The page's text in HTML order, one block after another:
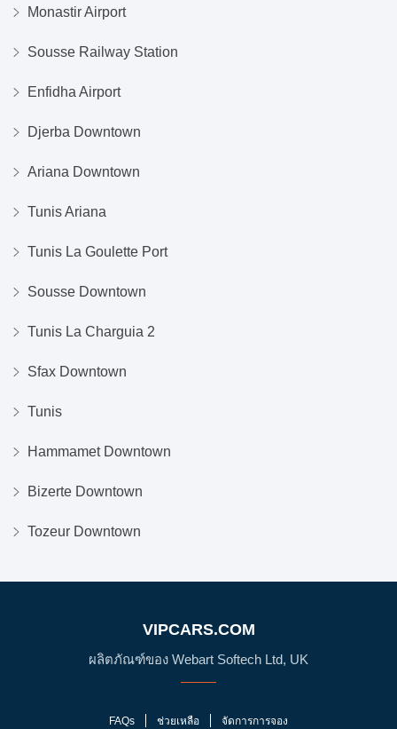
Monastir Airport
Sousse Railway Station
Enfidha Airport
Djerba Downtown
Ariana Downtown
Tunis Ariana
Tunis La Goulette Port
Sousse Downtown
Tunis La Charguia 2
Sfax Downtown
Tunis
Hammamet Downtown
Bizerte Downtown
Tozeur Downtown
VIPCARS.COM
ผลิตภัณฑ์ของ Webart Softech Ltd, UK
FAQs ช่วยเหลือ จัดการการจอง